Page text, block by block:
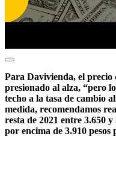
Para Davivienda, el precio
presionado al alza, “pero
techo a la tasa de cambio
medida, recomendamos
resta de 2021 entre 3.650
por encima de 3.910 pesos